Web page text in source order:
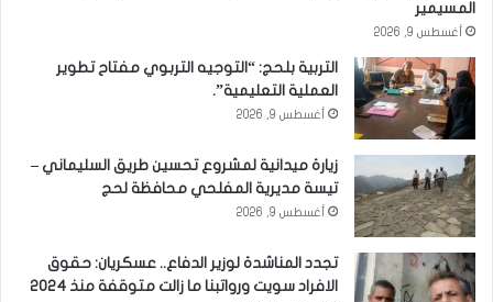
المسيمير
أغسطس 9, 2026
التربية بلحج: “التوجيه التربوي مفتاح تطوير
العملية التعليمية”.
أغسطس 9, 2026
زيارة ميدانية لمشروع تحسين طريق السليماني –
تيسة مديرية المفلحي محافظة لحج
أغسطس 9, 2026
تجدد المناشدة لوزير الدفاع.. عسكريان: حقوق
الافراد سويت ورواتبنا ما زالت متوقفة منذ 2024